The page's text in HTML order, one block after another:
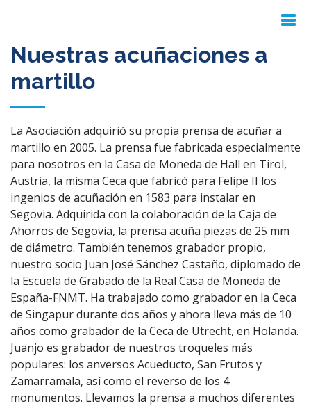
Nuestras acuñaciones a
martillo
La Asociación adquirió su propia prensa de acuñar a
martillo en 2005. La prensa fue fabricada especialmente
para nosotros en la Casa de Moneda de Hall en Tirol,
Austria, la misma Ceca que fabricó para Felipe II los
ingenios de acuñación en 1583 para instalar en
Segovia. Adquirida con la colaboración de la Caja de
Ahorros de Segovia, la prensa acuña piezas de 25 mm
de diámetro. También tenemos grabador propio,
nuestro socio Juan José Sánchez Castaño, diplomado de
la Escuela de Grabado de la Real Casa de Moneda de
España-FNMT. Ha trabajado como grabador en la Ceca
de Singapur durante dos años y ahora lleva más de 10
años como grabador de la Ceca de Utrecht, en Holanda.
Juanjo es grabador de nuestros troqueles más
populares: los anversos Acueducto, San Frutos y
Zamarramala, así como el reverso de los 4
monumentos. Llevamos la prensa a muchos diferentes